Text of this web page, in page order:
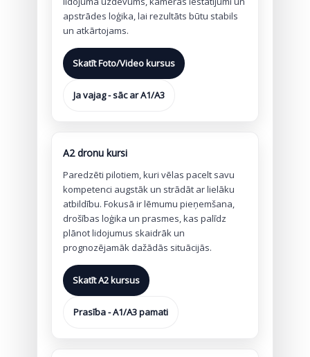
apstrādes loģika, lai rezultāts būtu stabils
un atkārtojams.
Skatīt Foto/Video kursus
Ja vajag - sāc ar A1/A3
A2 dronu kursi
Paredzēti pilotiem, kuri vēlas pacelt savu
kompetenci augstāk un strādāt ar lielāku
atbildību. Fokusā ir lēmumu pieņemšana,
drošības loģika un prasmes, kas palīdz
plānot lidojumus skaidrāk un
prognozējamāk dažādās situācijās.
Skatīt A2 kursus
Prasība - A1/A3 pamati